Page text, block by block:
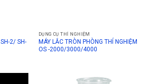
2/ SH-
DỤNG CỤ THÍ NGHIỆM
MÁY LẮC TRÒN PHÒNG THÍ NGHIỆM
OS -2000/3000/4000